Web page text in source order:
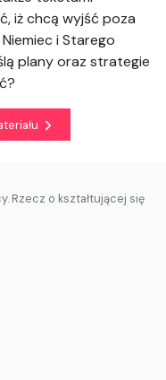
iż chcą wyjść poza
i Starego
plany oraz strategie
Rzecz o kształtującej się